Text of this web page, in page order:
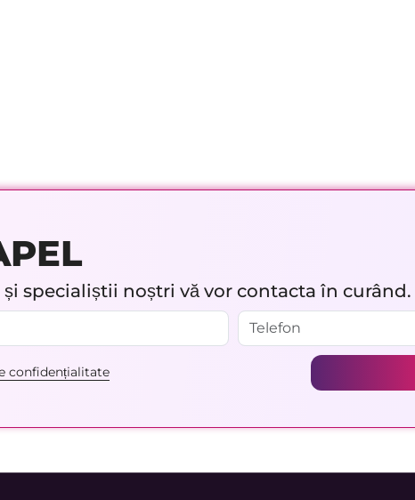
specialiștii noștri vă vor contacta în curând.
confidențialitate